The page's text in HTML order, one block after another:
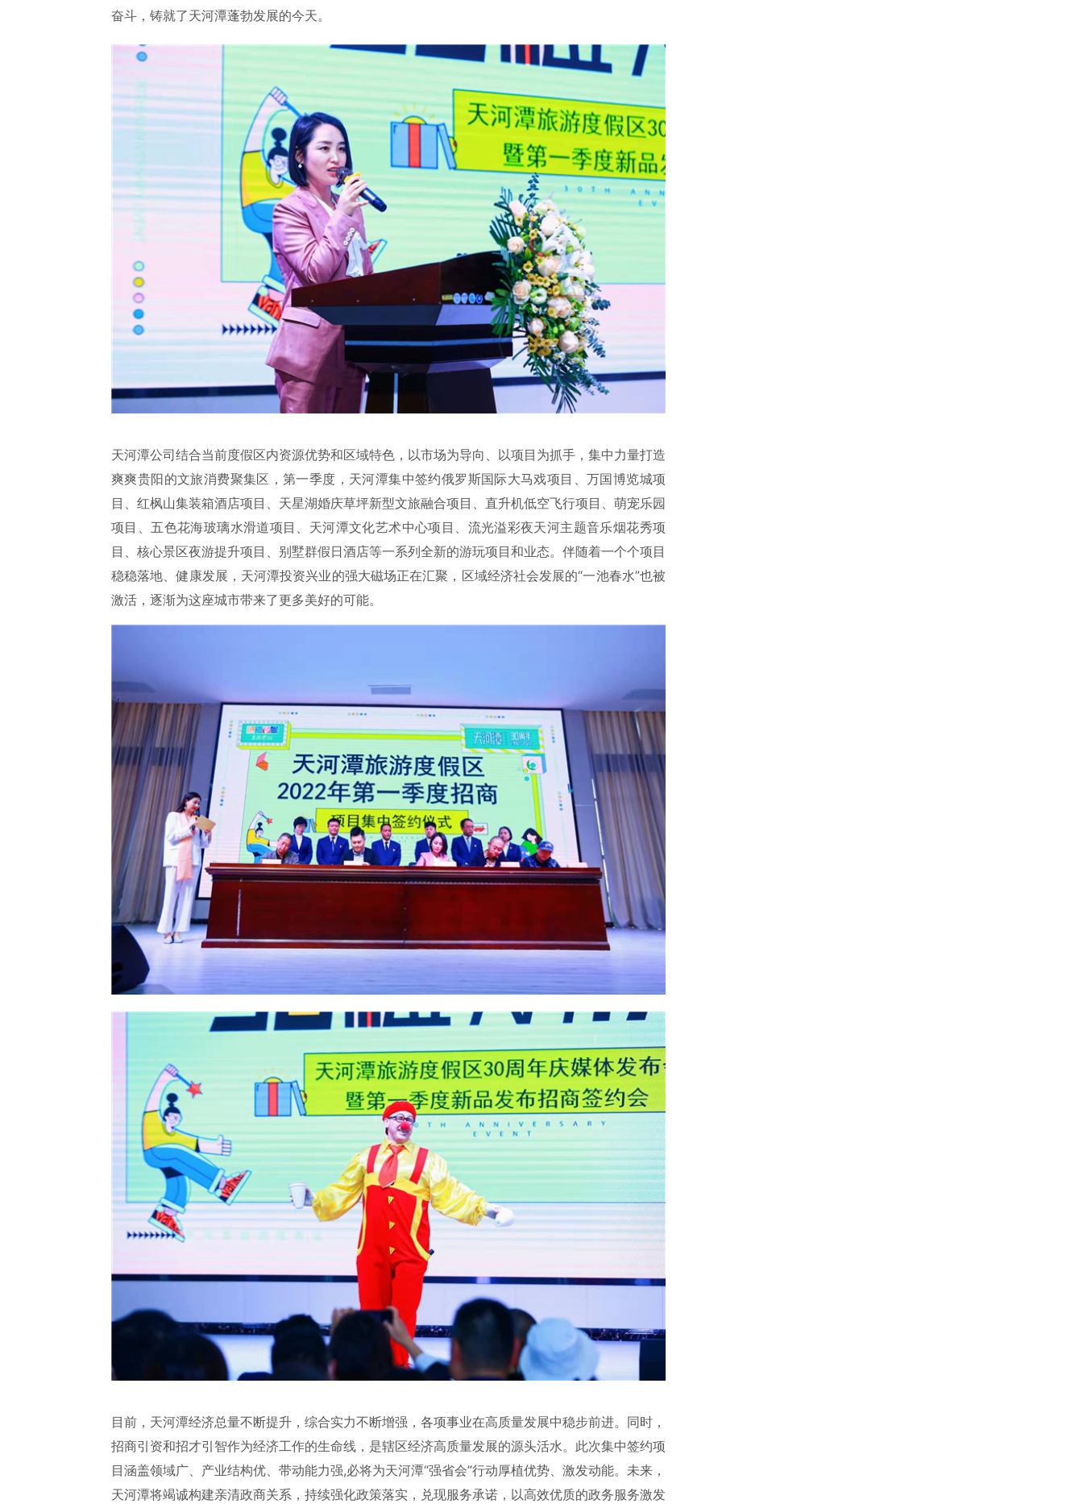
奋斗，铸就了天河潭蓬勃发展的今天。
天河潭公司结合当前度假区内资源优势和区域特色，以市场为导向、以项目为抓手，集中力量打造
爽爽贵阳的文旅消费聚集区，第一季度，天河潭集中签约俄罗斯国际大马戏项目、万国博览城项
目、红枫山集装箱酒店项目、天星湖婚庆草坪新型文旅融合项目、直升机低空飞行项目、萌宠乐园
项目、五色花海玻璃水滑道项目、天河潭文化艺术中心项目、流光溢彩夜天河主题音乐烟花秀项
目、核心景区夜游提升项目、别墅群假日酒店等一系列全新的游玩项目和业态。伴随着一个个项目
稳稳落地、健康发展，天河潭投资兴业的强大磁场正在汇聚，区域经济社会发展的“一池春水”也被
激活，逐渐为这座城市带来了更多美好的可能。
目前，天河潭经济总量不断提升，综合实力不断增强，各项事业在高质量发展中稳步前进。同时，
招商引资和招才引智作为经济工作的生命线，是辖区经济高质量发展的源头活水。此次集中签约项
目涵盖领域广、产业结构优、带动能力强,必将为天河潭“强省会”行动厚植优势、激发动能。未来，
天河潭将竭诚构建亲清政商关系，持续强化政策落实，兑现服务承诺，以高效优质的政务服务激发